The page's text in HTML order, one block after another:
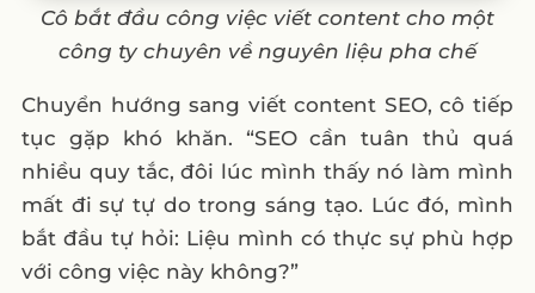
Cô bắt đầu công việc viết content cho một
công ty chuyên về nguyên liệu pha chế
Chuyển hướng sang viết content SEO, cô tiếp
tục gặp khó khăn. “SEO cần tuân thủ quá
nhiều quy tắc, đôi lúc mình thấy nó làm mình
mất đi sự tự do trong sáng tạo. Lúc đó, mình
bắt đầu tự hỏi: Liệu mình có thực sự phù hợp
với công việc này không?”